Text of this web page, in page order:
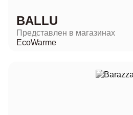
BALLU
Представлен в магазинах
EcoWarme